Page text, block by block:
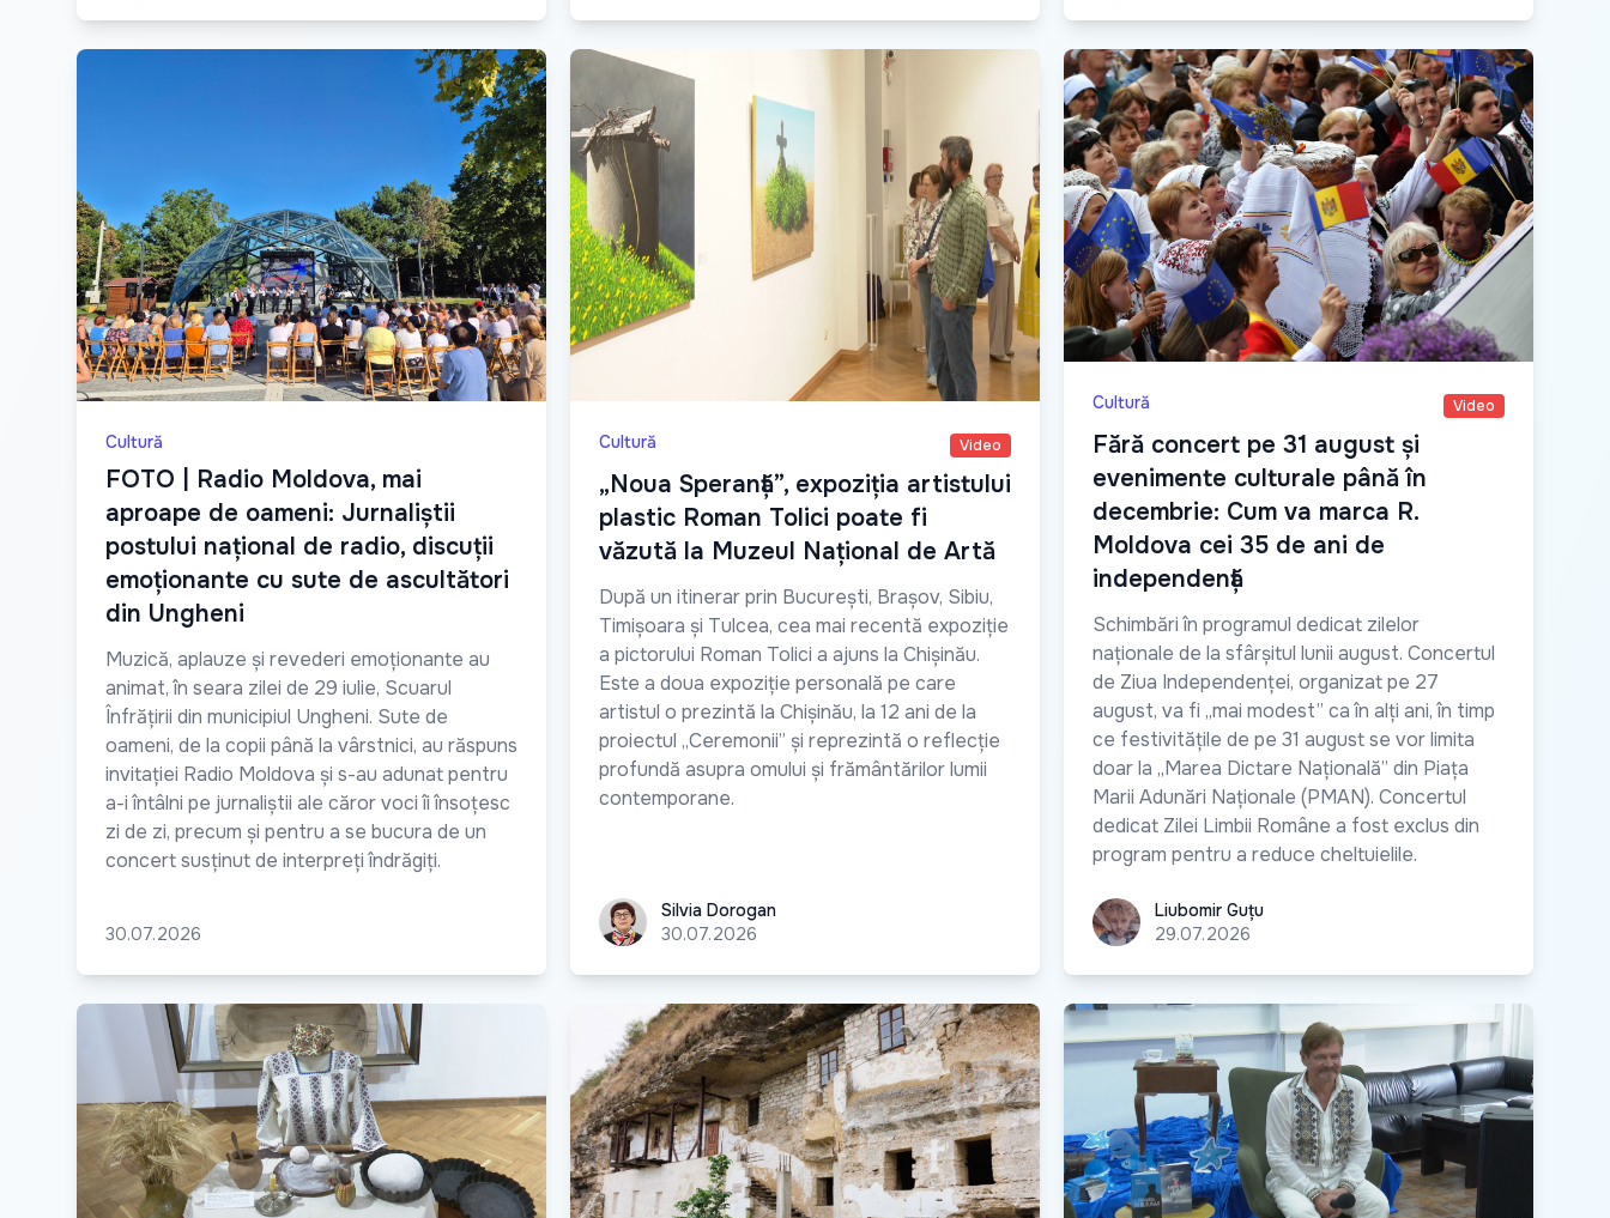
Cultură
FOTO | Radio Moldova, mai
aproape de oameni: Jurnaliștii
postului național de radio, discuții
emoționante cu sute de ascultători
din Ungheni
Muzică, aplauze și revederi emoționante au
animat, în seara zilei de 29 iulie, Scuarul
Înfrățirii din municipiul Ungheni. Sute de
oameni, de la copii până la vârstnici, au răspuns
invitației Radio Moldova și s-au adunat pentru
a-i întâlni pe jurnaliștii ale căror voci îi însoțesc
zi de zi, precum și pentru a se bucura de un
concert susținut de interpreți îndrăgiți.
30.07.2026
Cultură Video
„Noua Speranță”, expoziția artistului
plastic Roman Tolici poate fi
văzută la Muzeul Național de Artă
După un itinerar prin București, Brașov, Sibiu,
Timișoara și Tulcea, cea mai recentă expoziție
a pictorului Roman Tolici a ajuns la Chișinău.
Este a doua expoziție personală pe care
artistul o prezintă la Chișinău, la 12 ani de la
proiectul „Ceremonii” și reprezintă o reflecție
profundă asupra omului și frământărilor lumii
contemporane.
Silvia Dorogan
Silvia Dorogan
30.07.2026
Cultură Video
Fără concert pe 31 august și
evenimente culturale până în
decembrie: Cum va marca R.
Moldova cei 35 de ani de
independență
Schimbări în programul dedicat zilelor
naționale de la sfârșitul lunii august. Concertul
de Ziua Independenței, organizat pe 27
august, va fi „mai modest” ca în alți ani, în timp
ce festivitățile de pe 31 august se vor limita
doar la „Marea Dictare Națională” din Piața
Marii Adunări Naționale (PMAN). Concertul
dedicat Zilei Limbii Române a fost exclus din
program pentru a reduce cheltuielile.
Liubomir Guțu
Liubomir Guțu
29.07.2026